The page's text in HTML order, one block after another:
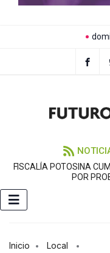
FISCALÍA POTOSINA
POR
Inicio
Local